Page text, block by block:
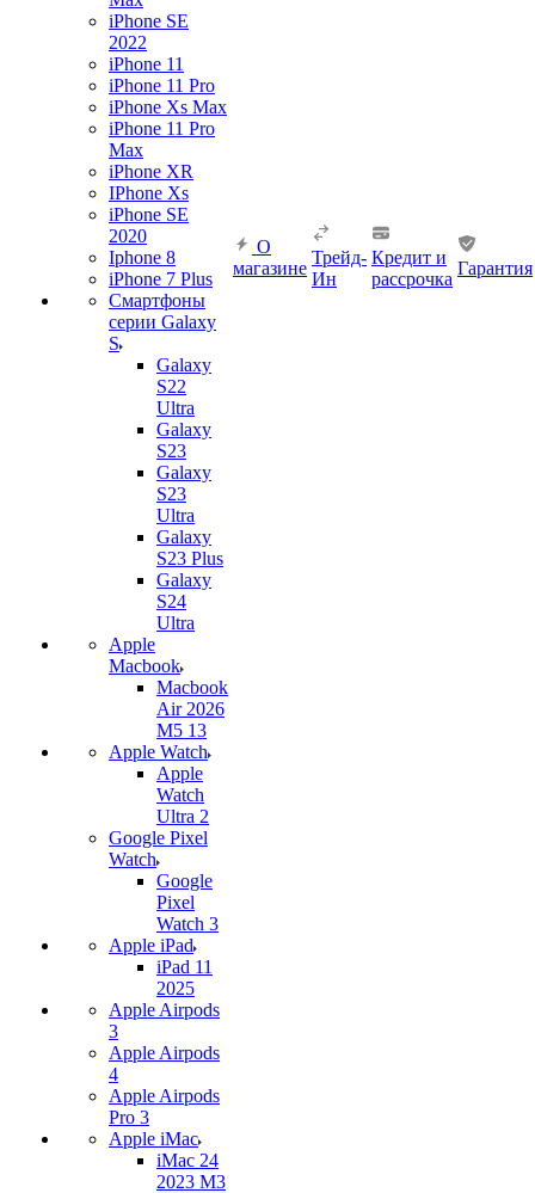
iPhone SE
2022
iPhone 11
iPhone 11 Pro
iPhone Xs Max
iPhone 11 Pro
Max
iPhone XR
IPhone Xs
iPhone SE
2020
Iphone 8
iPhone 7 Plus
Смартфоны
серии Galaxy
S
Galaxy
S22
Ultra
Galaxy
S23
Galaxy
S23
Ultra
Galaxy
S23 Plus
Galaxy
S24
Ultra
Apple
Macbook
Macbook
Air 2026
M5 13
Apple Watch
Apple
Watch
Ultra 2
Google Pixel
Watch
Google
Pixel
Watch 3
Apple iPad
iPad 11
2025
Apple Airpods
3
Apple Airpods
4
Apple Airpods
Pro 3
Apple iMac
iMac 24
2023 M3
О
магазине
Трейд-
Ин
Кредит и
рассрочка
Гарантия